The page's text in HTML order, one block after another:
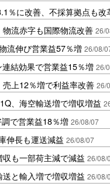
％に改善、不採算拠点も改
流赤字も国際物流改善 26/
流伸び営業益57％増 26/08/
結効果で営業益15％増 26/
上12％増で利益率改善 26/
、海空輸送増で増収増益
で営業益18％増 26/08/07
伸長も運送減益 26/08/07
も一部荷主減で減益 26/08/
と輸入増で増収増益 26/08/